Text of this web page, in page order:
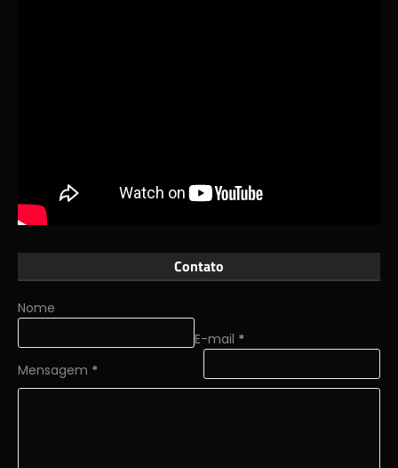
Contato
Nome
E-mail *
Mensagem *